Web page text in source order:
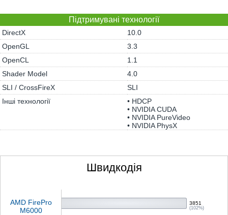
Підтримувані технології
DirectX
10.0
OpenGL
3.3
OpenCL
1.1
Shader Model
4.0
SLI / CrossFireX
SLI
Інші технології
• HDCP
• NVIDIA CUDA
• NVIDIA PureVideo
• NVIDIA PhysX
Швидкодія
AMD FirePro
M6000
3851
(102%)